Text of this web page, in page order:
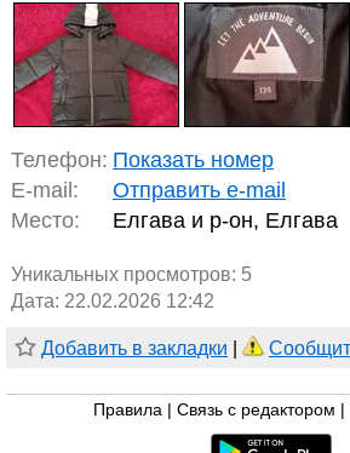
Телефон: Показать номер
E-mail:
Отправить e-mail
Место:
Елгава и р-он, Елгава
Уникальных просмотров: 5
Дата: 22.02.2026 12:42
Добавить в закладки
Правила Связь с редактором